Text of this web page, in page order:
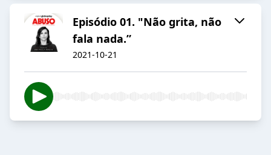
Episódio 01. "Não grita, não
fala nada.”
2021-10-21